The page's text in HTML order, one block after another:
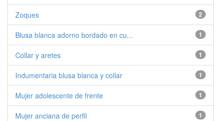
2
Zoques
1
Blusa blanca adorno bordado en cu...
1
Collar y aretes
1
Indumentaria blusa blanca y collar
1
Mujer adolescente de frente
1
Mujer anciana de perfil